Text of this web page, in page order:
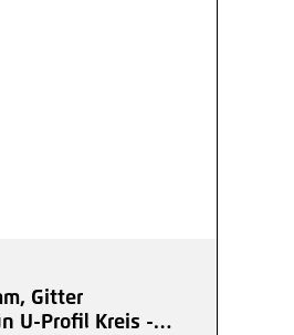
Gitter
U-Profil Kreis -